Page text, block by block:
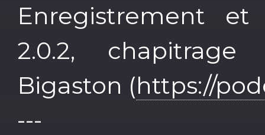
Enregistrement
2.0.2,
Bigaston (https://
---